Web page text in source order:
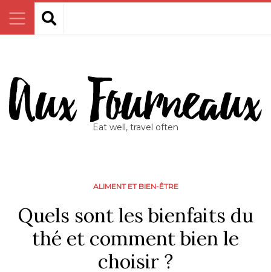
Eat well, travel often
ALIMENT ET BIEN-ÊTRE
Quels sont les bienfaits du
thé et comment bien le
choisir ?